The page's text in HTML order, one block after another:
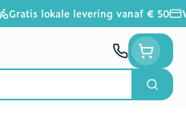
Gratis lokale levering vanaf € 50
Zoek